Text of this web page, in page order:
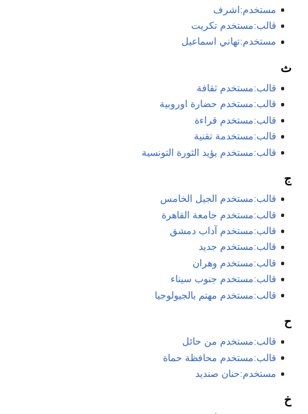
مستخدم:اشرف
قالب:مستخدم تكريت
مستخدم:تهاني اسماعيل
ث
قالب:مستخدم ثقافة
قالب:مستخدم حضارة اوروبية
قالب:مستخدم قراءة
قالب:مستخدمة تقنية
قالب:مستخدم يؤيد الثورة التونسية
ج
قالب:مستخدم الجيل الخامس
قالب:مستخدم جامعة القاهرة
قالب:مستخدم آداب دمشق
قالب:مستخدم جديد
قالب:مستخدم وهران
قالب:مستخدم جنوب سيناء
قالب:مستخدم مهتم بالجيولوجيا
ح
قالب:مستخدم من حائل
قالب:مستخدم محافظة حماة
مستخدم:حنان صنديد
خ